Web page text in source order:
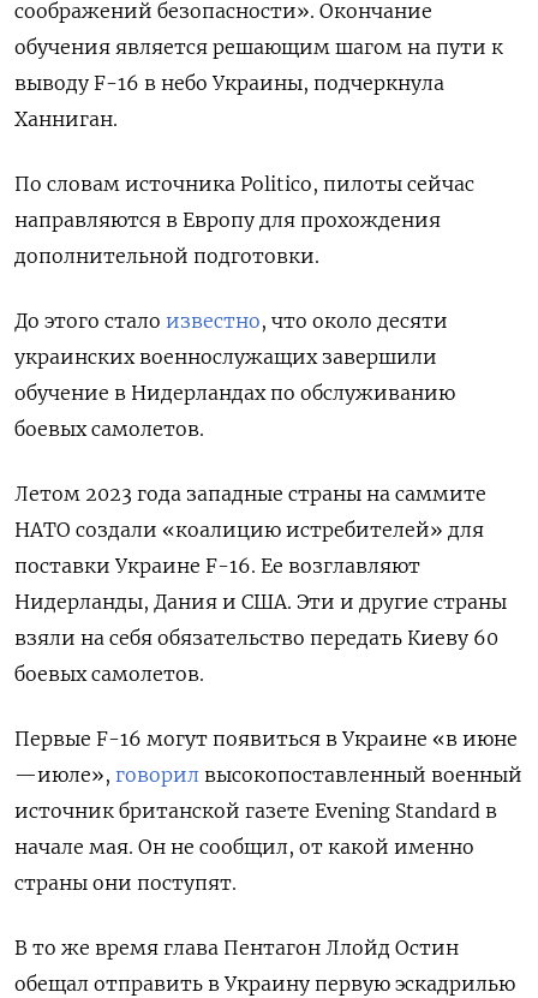
соображений безопасности». Окончание
обучения является решающим шагом на пути к
выводу F-16 в небо Украины, подчеркнула
Ханниган.
По словам источника Politico, пилоты сейчас
направляются в Европу для прохождения
дополнительной подготовки.
До этого стало известно, что около десяти
украинских военнослужащих завершили
обучение в Нидерландах по обслуживанию
боевых самолетов.
Летом 2023 года западные страны на саммите
НАТО создали «коалицию истребителей» для
поставки Украине F-16. Ее возглавляют
Нидерланды, Дания и США. Эти и другие страны
взяли на себя обязательство передать Киеву 60
боевых самолетов.
Первые F-16 могут появиться в Украине «в июне
—июле», говорил высокопоставленный военный
источник британской газете Evening Standard в
начале мая. Он не сообщил, от какой именно
страны они поступят.
В то же время глава Пентагон Ллойд Остин
обещал отправить в Украину первую эскадрилью